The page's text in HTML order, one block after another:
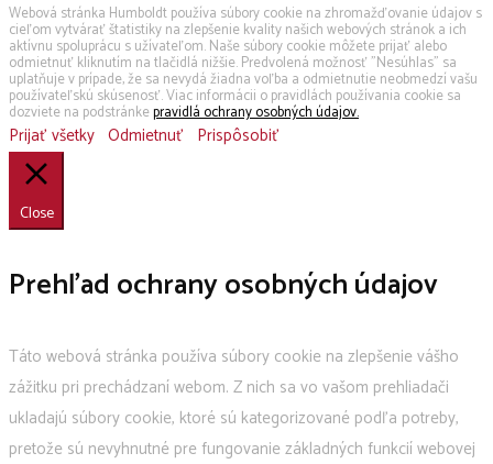
Webová stránka Humboldt používa súbory cookie na zhromažďovanie údajov s
cieľom vytvárať štatistiky na zlepšenie kvality našich webových stránok a ich
aktívnu spoluprácu s užívateľom. Naše súbory cookie môžete prijať alebo
odmietnuť kliknutím na tlačidlá nižšie. Predvolená možnosť "Nesúhlas" sa
uplatňuje v prípade, že sa nevydá žiadna voľba a odmietnutie neobmedzí vašu
používateľskú skúsenosť. Viac informácii o pravidlách používania cookie sa
dozviete na podstránkepravidlá ochrany osobných údajov.
Prijať všetky Odmietnuť Prispôsobiť
Close
Prehľad ochrany osobných údajov
Táto webová stránka používa súbory cookie na zlepšenie vášho
zážitku pri prechádzaní webom. Z nich sa vo vašom prehliadači
ukladajú súbory cookie, ktoré sú kategorizované podľa potreby,
pretože sú nevyhnutné pre fungovanie základných funkcií webovej